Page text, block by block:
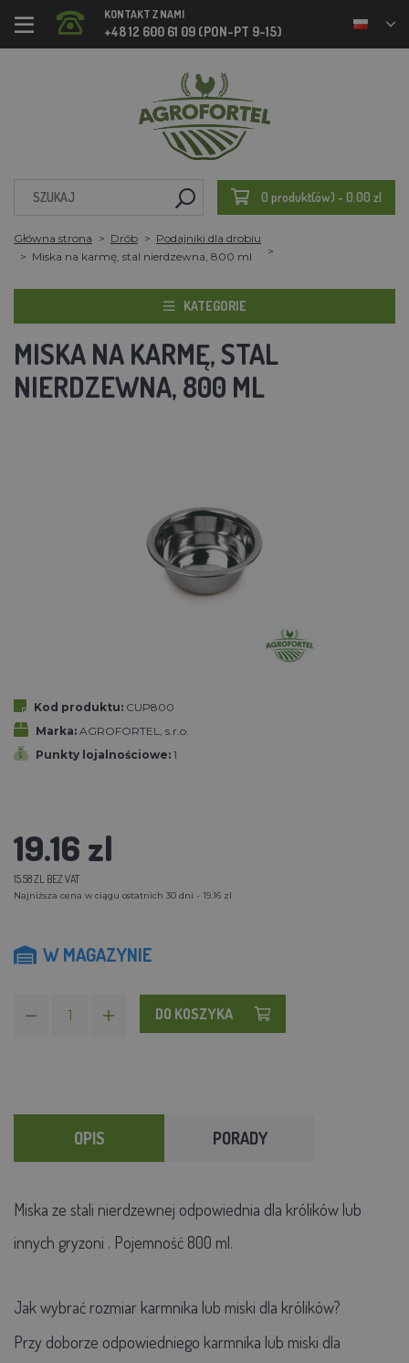
KONTAKT Z NAMI
+48 12 600 61 09 (PON-PT 9-15)
0 produkt(ów) - 0.00 zl
Główna strona Drób
Podajniki dla drobiu
Miska na karmę, stal nierdzewna, 800 ml
KATEGORIE
MISKA NA KARMĘ, STAL
NIERDZEWNA, 800 ML
Kod produktu: CUP800
Marka: AGROFORTEL, s.r.o.
Punkty lojalnościowe: 1
19.16 zl
15.58 ZL BEZ VAT
Najniższa cena w ciągu ostatnich 30 dni - 19.16 zl
W MAGAZYNIE
DO KOSZYKA
OPIS PORADY
Miska ze stali nierdzewnej odpowiednia dla królików lub
innych gryzoni . Pojemność 800 ml.
Jak wybrać rozmiar karmnika lub miski dla królików?
Przy doborze odpowiedniego karmnika lub miski dla